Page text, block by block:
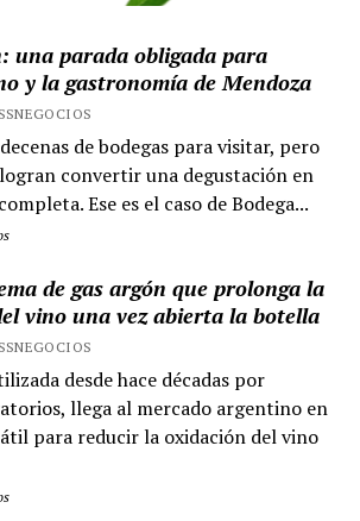
una parada obligada para
y la gastronomía de Mendoza
de bodegas para visitar, pero
convertir una degustación en
Ese es el caso de Bodega...
de gas argón que prolonga la
vino una vez abierta la botella
desde hace décadas por
llega al mercado argentino en
para reducir la oxidación del vino